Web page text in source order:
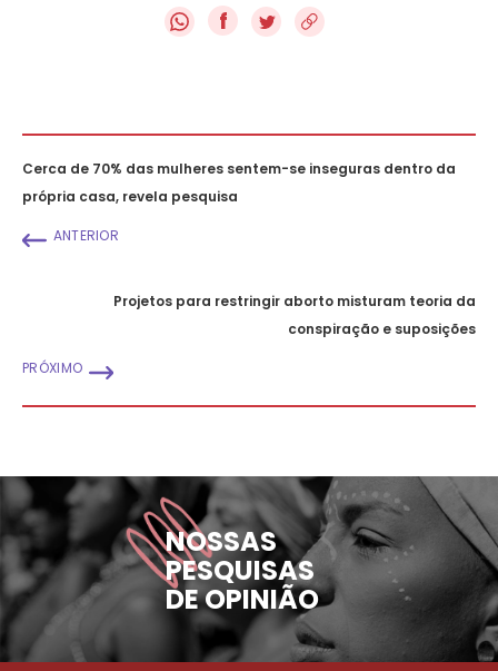
f
Cerca de 70% das mulheres sentem-se inseguras dentro da
própria casa, revela pesquisa
ANTERIOR
Projetos para restringir aborto misturam teoria da
conspiração e suposições
PRÓXIMO
NOSSAS
PESQUISAS
DE OPINIÃO